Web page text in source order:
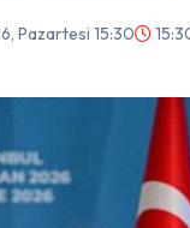
Pazartesi 15:30